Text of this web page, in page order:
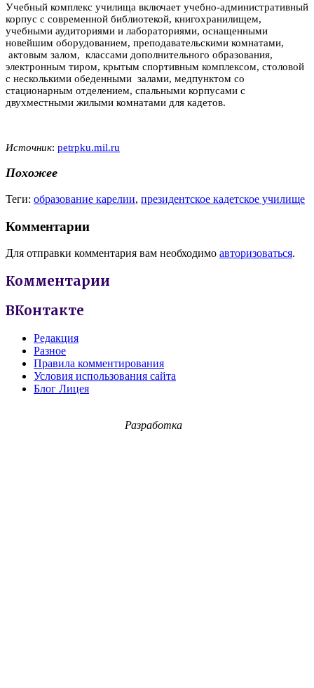
Учебный комплекс училища включает учебно-административный
корпус с современной библиотекой, книгохранилищем,
учебными аудиториями и лабораториями, оснащенными
новейшим оборудованием, преподавательскими комнатами,
актовым залом, классами дополнительного образования,
электронным тиром, крытым спортивным комплексом, столовой
с несколькими обеденными залами, медпунктом со
стационарным отделением, спальными корпусами с
двухместными жилыми комнатами для кадетов.
Источник: petrpku.mil.ru
Похожее
Теги: образование карелии, президентское кадетское училище
Комментарии
Для отправки комментария вам необходимо авторизоваться.
Комментарии
ВКонтакте
Редакция
Разное
Правила комментирования
Условия использования сайта
Блог Лицея
Разработка